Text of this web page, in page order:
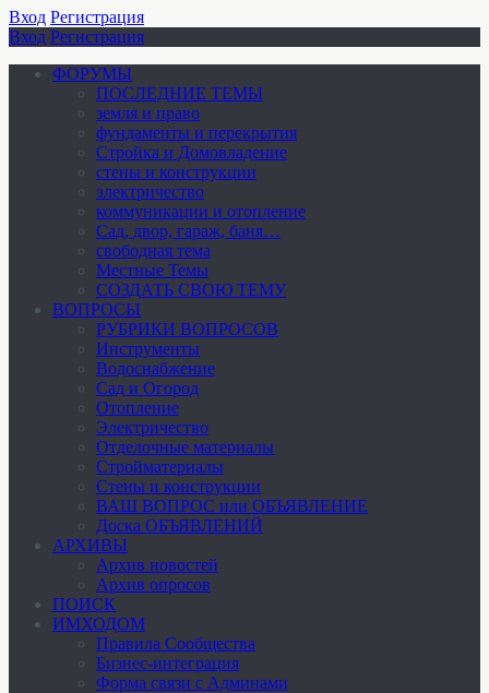
Вход Регистрация
Вход Регистрация
ФОРУМЫ
ПОСЛЕДНИЕ ТЕМЫ
земля и право
фундаменты и перекрытия
Стройка и Домовладение
стены и конструкции
электричество
коммуникации и отопление
Cад, двор, гараж, баня…
свободная тема
Местные Темы
СОЗДАТЬ СВОЮ ТЕМУ
ВОПРОСЫ
РУБРИКИ ВОПРОСОВ
Инструменты
Водоснабжение
Сад и Огород
Отопление
Электричество
Отделочные материалы
Стройматериалы
Стены и конструкции
ВАШ ВОПРОС или ОБЪЯВЛЕНИЕ
Доска ОБЪЯВЛЕНИЙ
АРХИВЫ
Архив новостей
Архив опросов
ПОИСК
ИМХОДОМ
Правила Сообщества
Бизнес-интеграция
Форма связи с Админами